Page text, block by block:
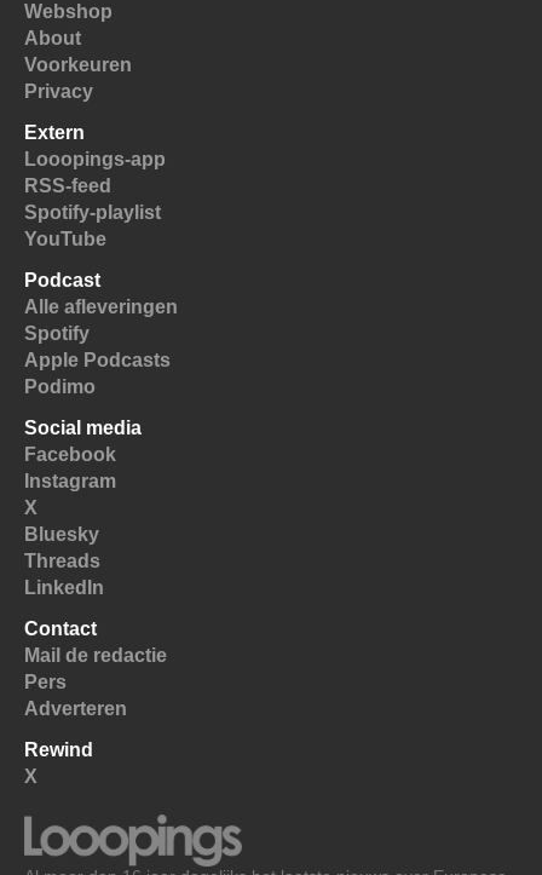
Webshop
About
Voorkeuren
Privacy
Extern
Looopings-app
RSS-feed
Spotify-playlist
YouTube
Podcast
Alle afleveringen
Spotify
Apple Podcasts
Podimo
Social media
Facebook
Instagram
X
Bluesky
Threads
LinkedIn
Contact
Mail de redactie
Pers
Adverteren
Rewind
X